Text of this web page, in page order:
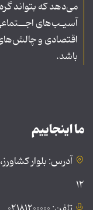
می‌دهد که بتواند
آسیـب‌های
اقتصادی و
باشد.
ما اینجاییم
آدرس: بلوار
۱۲